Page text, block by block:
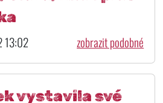
13:02 zobrazit podobné
vystavila své